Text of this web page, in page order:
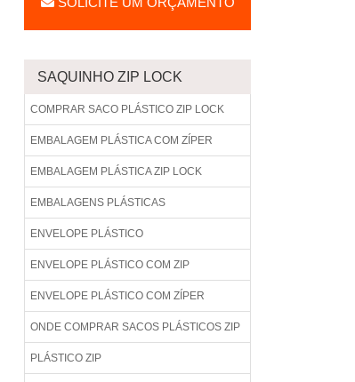
SAQUINHO ZIP LOCK
COMPRAR SACO PLÁSTICO ZIP LOCK
EMBALAGEM PLÁSTICA COM ZÍPER
EMBALAGEM PLÁSTICA ZIP LOCK
EMBALAGENS PLÁSTICAS
ENVELOPE PLÁSTICO
ENVELOPE PLÁSTICO COM ZIP
ENVELOPE PLÁSTICO COM ZÍPER
ONDE COMPRAR SACOS PLÁSTICOS ZIP
PLÁSTICO ZIP